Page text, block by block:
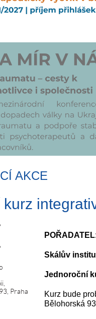
AKCE
Praha
Skálův
Jednoroční
Kurz bude
Bělohorská